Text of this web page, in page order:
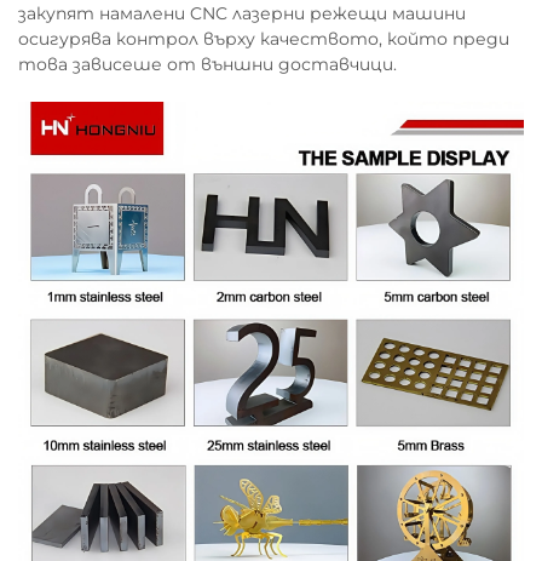
закупят намалени CNC лазерни режещи машини
осигурява контрол върху качеството, който преди
това зависеше от външни доставчици.